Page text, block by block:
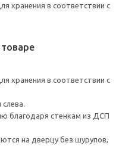
хранения в соответствии с
хранения в соответствии с
благодаря стенкам из ДСП
на дверцу без шурупов,